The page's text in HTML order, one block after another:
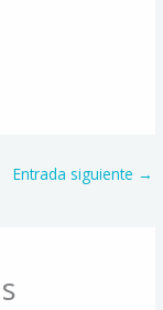
Entrada siguiente →